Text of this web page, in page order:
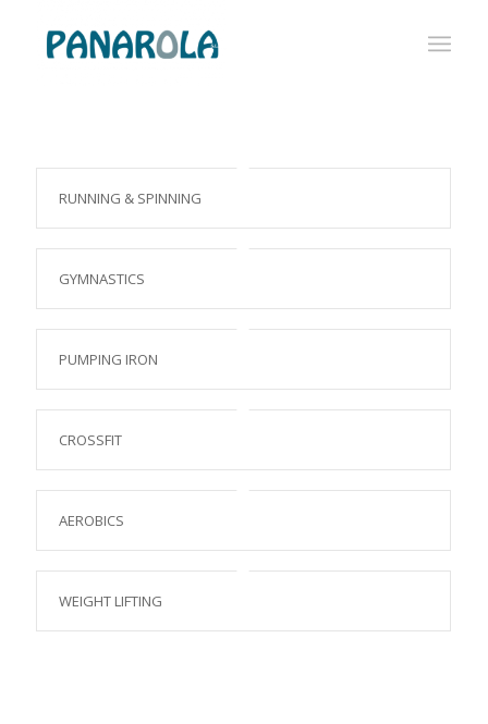
RUNNING & SPINNING
GYMNASTICS
PUMPING IRON
CROSSFIT
AEROBICS
WEIGHT LIFTING